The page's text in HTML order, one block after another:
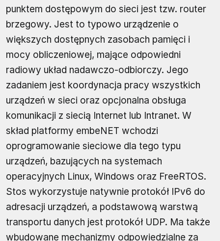
punktem dostępowym do sieci jest tzw. router
brzegowy. Jest to typowo urządzenie o
większych dostępnych zasobach pamięci i
mocy obliczeniowej, mające odpowiedni
radiowy układ nadawczo-odbiorczy. Jego
zadaniem jest koordynacja pracy wszystkich
urządzeń w sieci oraz opcjonalna obsługa
komunikacji z siecią Internet lub Intranet. W
skład platformy embeNET wchodzi
oprogramowanie sieciowe dla tego typu
urządzeń, bazujących na systemach
operacyjnych Linux, Windows oraz FreeRTOS.
Stos wykorzystuje natywnie protokół IPv6 do
adresacji urządzeń, a podstawową warstwą
transportu danych jest protokół UDP. Ma także
wbudowane mechanizmy odpowiedzialne za